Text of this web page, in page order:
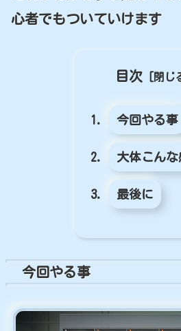
心者でもついていけます
目次
今回やる事
大体こんな
最後に
今回やる事